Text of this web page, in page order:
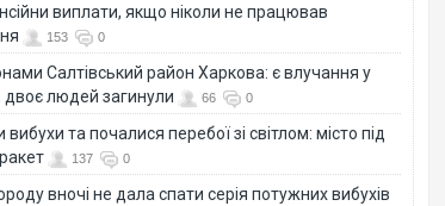
виплати, якщо ніколи не працював
153 0
Салтівський район Харкова: є влучання у
двоє людей загинули
66 0
та почалися перебої зі світлом: місто під
137 0
вночі не дала спати серія потужних вибухів